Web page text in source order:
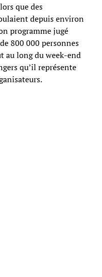
que des
depuis environ
programme jugé
800 000 personnes
au long du week-end
qu’il représente